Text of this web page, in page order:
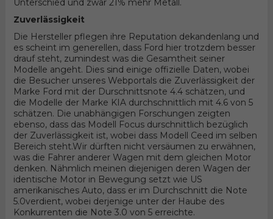
Unterschied und zwar 21% mehr Metall.
Zuverlässigkeit
Die Hersteller pflegen ihre Reputation dekandenlang und
es scheint im generellen, dass Ford hier trotzdem besser
drauf steht, zumindest was die Gesamtheit seiner
Modelle angeht. Dies sind einige offizielle Daten, wobei
die Besucher unseres Webportals die Zuverlässigkeit der
Marke Ford mit der Durschnittsnote 4.4 schätzen, und
die Modelle der Marke KIA durchschnittlich mit 4.6 von 5
schätzen. Die unabhängigen Forschungen zeigten
ebenso, dass das Modell Focus durschnittlich bezüglich
der Zuverlässigkeit ist, wobei dass Modell Ceed im selben
Bereich steht.Wir dürften nicht versäumen zu erwähnen,
was die Fahrer anderer Wagen mit dem gleichen Motor
denken. Nähmlich meinen diejenigen deren Wagen der
identische Motor in Bewegung setzt wie US
amerikanisches Auto, dass er im Durchschnitt die Note
5.0verdient, wobei derjenige unter der Haube des
Konkurrenten die Note 3.0 von 5 erreichte.